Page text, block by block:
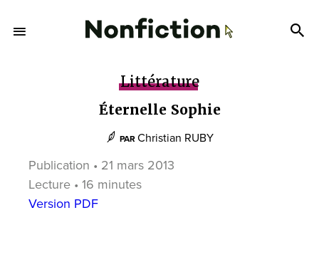
Littérature
Éternelle Sophie
PAR Christian RUBY
Publication • 21 mars 2013
Lecture • 16 minutes
Version PDF